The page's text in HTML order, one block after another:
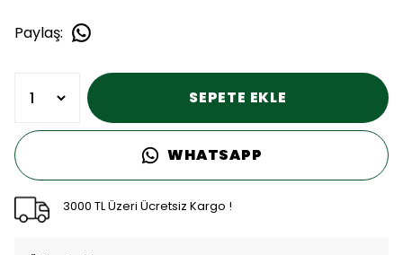
Paylaş:
SEPETE EKLE
WHATSAPP
3000 TL Üzeri Ücretsiz Kargo !